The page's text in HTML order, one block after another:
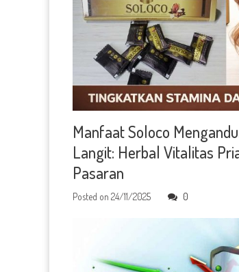
Manfaat Soloco
Langit: Herbal Vitalitas
Pasaran
Posted on24/11/2025 0